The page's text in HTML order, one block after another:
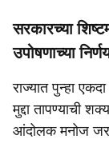
सरकारच्या
उपोषणाच्या
राज्यात पुन्हा
मुद्दा तापण्याची
आंदोलक मनोज